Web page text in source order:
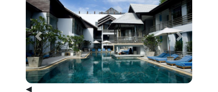
Previous Next
◀